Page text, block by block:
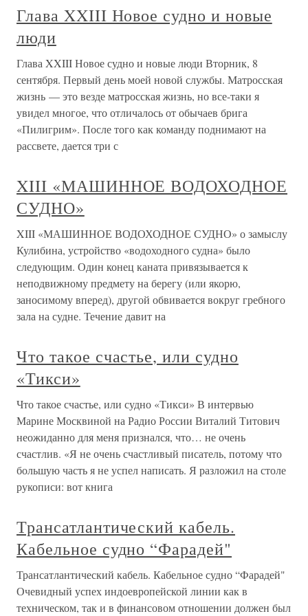
Глава XXIII Новое судно и новые
люди
Глава XXIII Новое судно и новые люди Вторник, 8
сентября. Первый день моей новой службы. Матросская
жизнь — это везде матросская жизнь, но все-таки я
увидел многое, что отличалось от обычаев брига
«Пилигрим». После того как команду поднимают на
рассвете, дается три с
XIII «МАШИННОЕ ВОДОХОДНОЕ
СУДНО»
XIII «МАШИННОЕ ВОДОХОДНОЕ СУДНО» о замыслу
Кулибина, устройство «водоходного судна» было
следующим. Один конец каната привязывается к
неподвижному предмету на берегу (или якорю,
заносимому вперед), другой обвивается вокруг гребного
зала на судне. Течение давит на
Что такое счастье, или судно
«Тикси»
Что такое счастье, или судно «Тикси» В интервью
Марине Москвиной на Радио России Виталий Титович
неожиданно для меня признался, что… не очень
счастлив. «Я не очень счастливый писатель, потому что
большую часть я не успел написать. Я разложил на столе
рукописи: вот книга
Трансатлантический кабель.
Кабельное судно “Фарадей"
Трансатлантический кабель. Кабельное судно “Фарадей"
Очевидный успех индоевропейской линии как в
техническом, так и в финансовом отношении должен был